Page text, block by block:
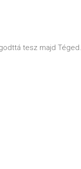
tesz majd Téged.